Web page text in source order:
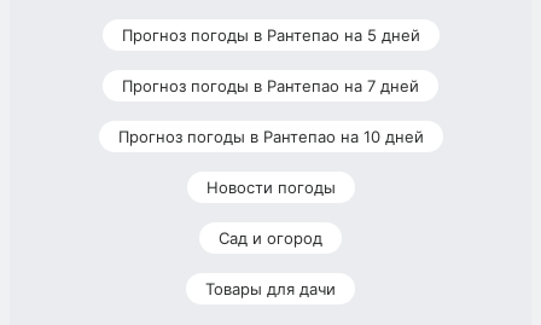
Прогноз погоды в Рантепао на 5 дней
Прогноз погоды в Рантепао на 7 дней
Прогноз погоды в Рантепао на 10 дней
Новости погоды
Сад и огород
Товары для дачи